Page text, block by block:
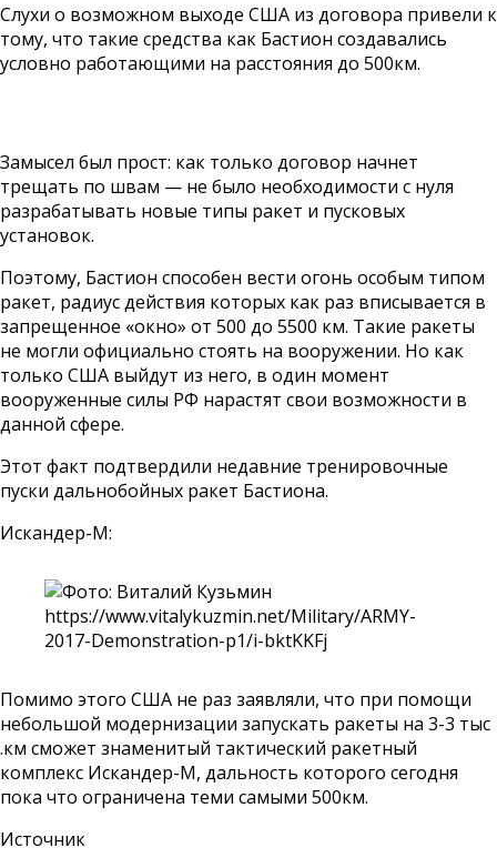
Слухи о возможном выходе США из договора привели к
тому, что такие средства как Бастион создавались
условно работающими на расстояния до 500км.
Замысел был прост: как только договор начнет
трещать по швам — не было необходимости с нуля
разрабатывать новые типы ракет и пусковых
установок.
Поэтому, Бастион способен вести огонь особым типом
ракет, радиус действия которых как раз вписывается в
запрещенное «окно» от 500 до 5500 км. Такие ракеты
не могли официально стоять на вооружении. Но как
только США выйдут из него, в один момент
вооруженные силы РФ нарастят свои возможности в
данной сфере.
Этот факт подтвердили недавние тренировочные
пуски дальнобойных ракет Бастиона.
Искандер-М:
Помимо этого США не раз заявляли, что при помощи
небольшой модернизации запускать ракеты на 3-3 тыс
.км сможет знаменитый тактический ракетный
комплекс Искандер-М, дальность которого сегодня
пока что ограничена теми самыми 500км.
Источник